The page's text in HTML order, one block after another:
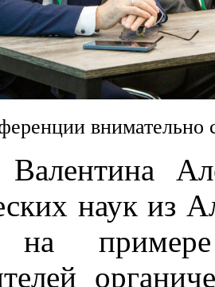
наук из
на